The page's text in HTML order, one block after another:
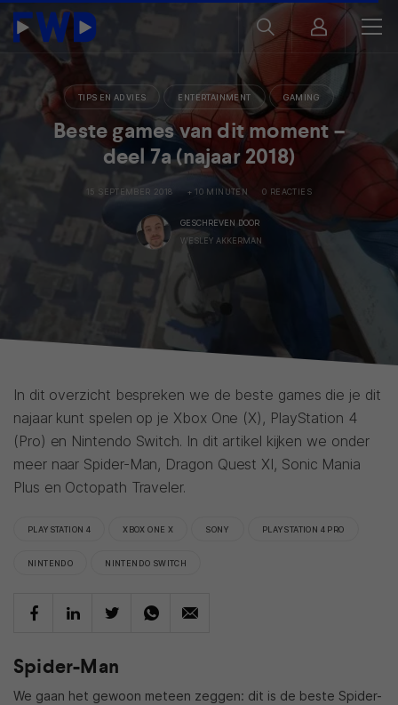
TIPS EN ADVIES ENTERTAINMENT GAMING
Beste games van dit moment –
deel 7a (najaar 2018)
15 SEPTEMBER 2018 + 10 MINUTEN 0 REACTIES
GESCHREVEN DOOR
WESLEY AKKERMAN
In dit overzicht bespreken we de beste games die je dit
najaar kunt spelen op je Xbox One (X), PlayStation 4
(Pro) en Nintendo Switch. In dit artikel kijken we onder
meer naar Spider-Man, Dragon Quest XI, Sonic Mania
Plus en Octopath Traveler.
PLAYSTATION 4 XBOX ONE X SONY PLAYSTATION 4 PRO
NINTENDO NINTENDO SWITCH
Spider-Man
We gaan het gewoon meteen zeggen: dit is de beste Spider-